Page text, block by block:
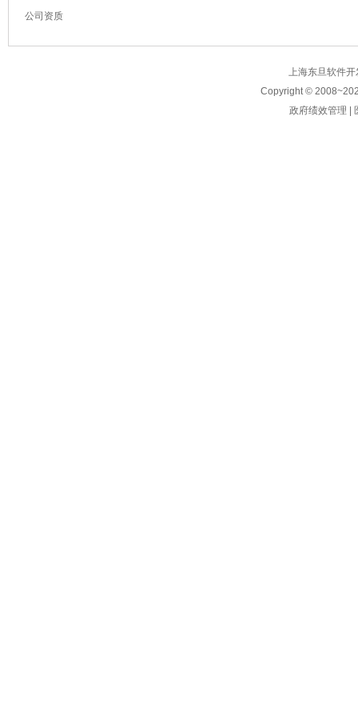
公司资质
上海东旦软件
Copyright © 2008~
政府绩效管理